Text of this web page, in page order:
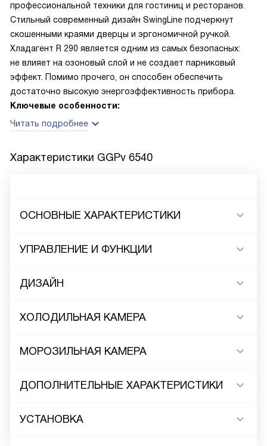
профессиональной техники для гостиниц и ресторанов.
Стильный современный дизайн SwingLine подчеркнут
скошенными краями дверцы и эргономичной ручкой.
Хладагент R 290 является одним из самых безопасных:
не влияет на озоновый слой и не создает парниковый
эффект. Помимо прочего, он способен обеспечить
достаточно высокую энергоэффективность прибора.
Ключевые особенности:
Читать подробнее
Характеристики GGPv 6540
ОСНОВНЫЕ ХАРАКТЕРИСТИКИ
УПРАВЛЕНИЕ И ФУНКЦИИ
ДИЗАЙН
ХОЛОДИЛЬНАЯ КАМЕРА
МОРОЗИЛЬНАЯ КАМЕРА
ДОПОЛНИТЕЛЬНЫЕ ХАРАКТЕРИСТИКИ
УСТАНОВКА